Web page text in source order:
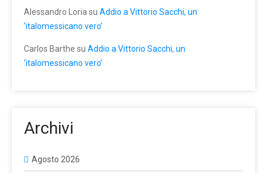
Alessandro Loria su Addio a Vittorio Sacchi, un
‘italomessicano vero’
Carlos Barthe su Addio a Vittorio Sacchi, un
‘italomessicano vero’
Archivi
Agosto 2026